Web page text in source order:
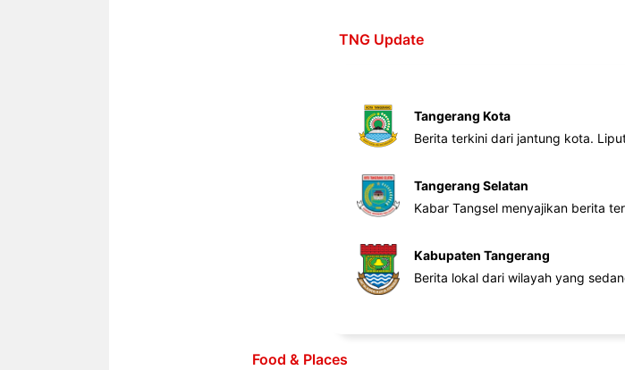
TNG Update
Tangerang Kota
Berita terkini dari jantung kota.
Tangerang Selatan
Kabar Tangsel menyajikan berita
Kabupaten Tangerang
Berita lokal dari wilayah yang
Food & Places